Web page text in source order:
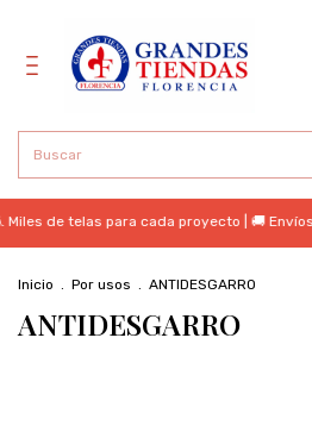
de telas para cada proyecto | 🚚
Inicio . Por usos . ANTIDESGARRO
ANTIDESGARRO